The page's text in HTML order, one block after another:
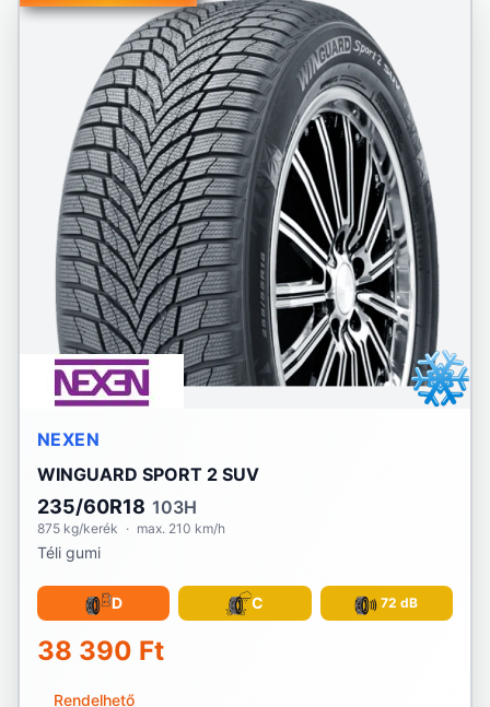
NEXEN
WINGUARD SPORT 2 SUV
235/60R18 103H
875 kg/kerék · max. 210 km/h
Téli gumi
D C 72 dB
38 390 Ft
Rendelhető